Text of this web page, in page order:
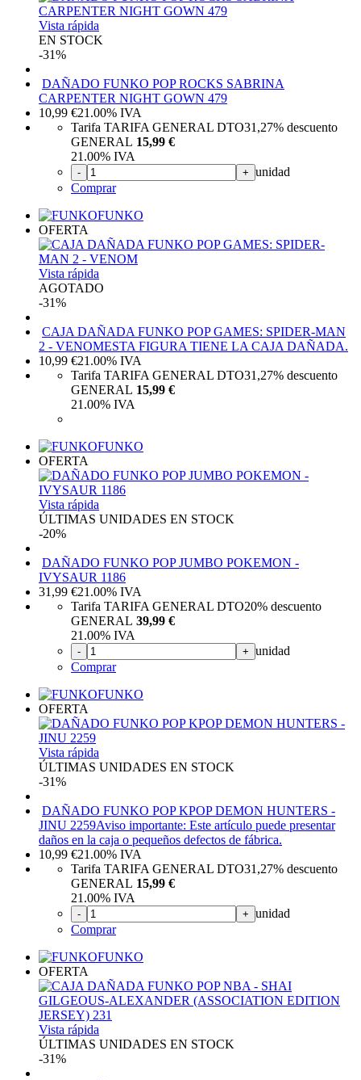
Vista rápida
EN STOCK
-31%
DAÑADO FUNKO POP ROCKS SABRINA
CARPENTER NIGHT GOWN 479
10,99 €21.00% IVA
Tarifa TARIFA GENERAL DTO31,27% descuento
GENERAL 15,99 €
21.00% IVA
- + unidad
Comprar
FUNKO
OFERTA
Vista rápida
AGOTADO
-31%
CAJA DAÑADA FUNKO POP GAMES: SPIDER-MAN
2 - VENOMESTA FIGURA TIENE LA CAJA DAÑADA.
10,99 €21.00% IVA
Tarifa TARIFA GENERAL DTO31,27% descuento
GENERAL 15,99 €
21.00% IVA
FUNKO
OFERTA
Vista rápida
ÚLTIMAS UNIDADES EN STOCK
-20%
DAÑADO FUNKO POP JUMBO POKEMON -
IVYSAUR 1186
31,99 €21.00% IVA
Tarifa TARIFA GENERAL DTO20% descuento
GENERAL 39,99 €
21.00% IVA
- + unidad
Comprar
FUNKO
OFERTA
Vista rápida
ÚLTIMAS UNIDADES EN STOCK
-31%
DAÑADO FUNKO POP KPOP DEMON HUNTERS -
JINU 2259Aviso importante: Este artículo puede presentar
daños en la caja o pequeños defectos de fábrica.
10,99 €21.00% IVA
Tarifa TARIFA GENERAL DTO31,27% descuento
GENERAL 15,99 €
21.00% IVA
- + unidad
Comprar
FUNKO
OFERTA
Vista rápida
ÚLTIMAS UNIDADES EN STOCK
-31%